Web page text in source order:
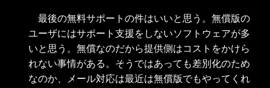
最後の無料サポートの件はいいと思う。無償版の
ユーザにはサポート支援をしないソフトウェアが多
いと思う。無償なのだから提供側はコストをかけら
れない事情がある。そうではあっても差別化のため
なのか、メール対応は最近は無償版でもやってくれ